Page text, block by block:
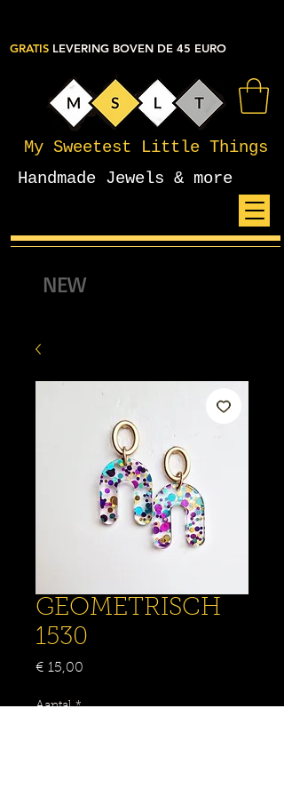
My Sweetest Little Things
Handmade Jewels & more
GRATIS LEVERING BOVEN DE 45 EURO
NEW
GEOMETRISCH
1530
€ 15,00
Aantal *